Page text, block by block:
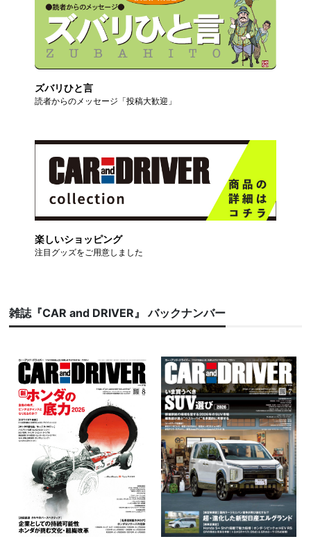
ズバリひと言
読者からのメッセージ「投稿大歓迎」
楽しいショッピング
注目グッズをご用意しました
雑誌『CAR and DRIVER』 バックナンバー